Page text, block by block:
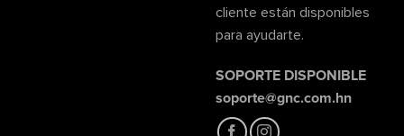
cliente están disponibles
para ayudarte.
SOPORTE DISPONIBLE
soporte@gnc.com.hn